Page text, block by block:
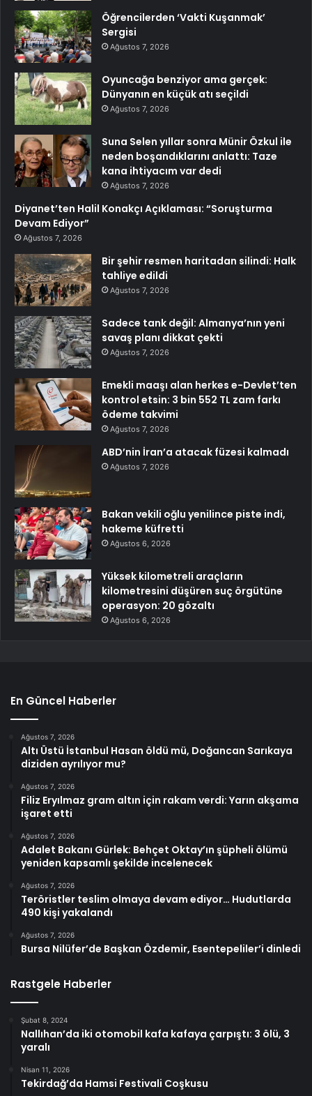
Öğrencilerden ‘Vakti Kuşanmak’
Sergisi
Ağustos 7, 2026
Oyuncağa benziyor ama gerçek:
Dünyanın en küçük atı seçildi
Ağustos 7, 2026
Suna Selen yıllar sonra Münir Özkul ile
neden boşandıklarını anlattı: Taze
kana ihtiyacım var dedi
Ağustos 7, 2026
Diyanet’ten Halil Konakçı Açıklaması: “Soruşturma
Devam Ediyor”
Ağustos 7, 2026
Bir şehir resmen haritadan silindi: Halk
tahliye edildi
Ağustos 7, 2026
Sadece tank değil: Almanya’nın yeni
savaş planı dikkat çekti
Ağustos 7, 2026
Emekli maaşı alan herkes e-Devlet’ten
kontrol etsin: 3 bin 552 TL zam farkı
ödeme takvimi
Ağustos 7, 2026
ABD’nin İran’a atacak füzesi kalmadı
Ağustos 7, 2026
Bakan vekili oğlu yenilince piste indi,
hakeme küfretti
Ağustos 6, 2026
Yüksek kilometreli araçların
kilometresini düşüren suç örgütüne
operasyon: 20 gözaltı
Ağustos 6, 2026
En Güncel Haberler
Ağustos 7, 2026
Altı Üstü İstanbul Hasan öldü mü, Doğancan Sarıkaya
diziden ayrılıyor mu?
Ağustos 7, 2026
Filiz Eryılmaz gram altın için rakam verdi: Yarın akşama
işaret etti
Ağustos 7, 2026
Adalet Bakanı Gürlek: Behçet Oktay’ın şüpheli ölümü
yeniden kapsamlı şekilde incelenecek
Ağustos 7, 2026
Teröristler teslim olmaya devam ediyor… Hudutlarda
490 kişi yakalandı
Ağustos 7, 2026
Bursa Nilüfer’de Başkan Özdemir, Esentepeliler’i dinledi
Rastgele Haberler
Şubat 8, 2024
Nallıhan’da iki otomobil kafa kafaya çarpıştı: 3 ölü, 3
yaralı
Nisan 11, 2026
Tekirdağ’da Hamsi Festivali Coşkusu